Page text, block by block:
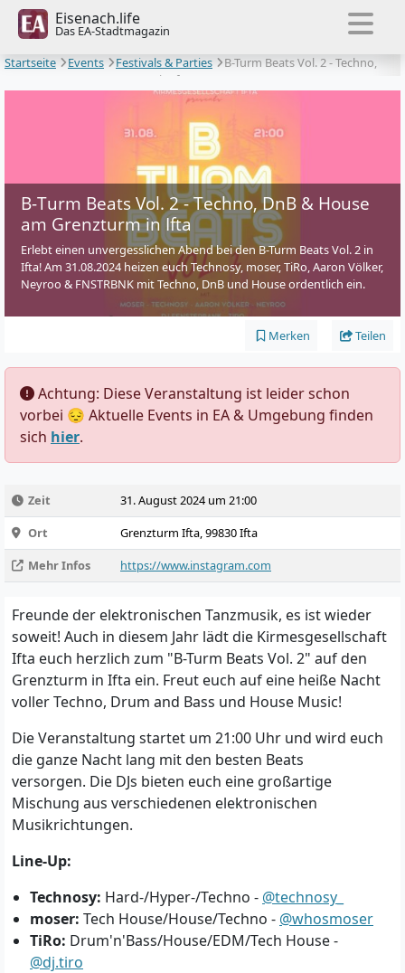
Eisenach.life
Das EA-Stadtmagazin
Startseite
Events Festivals & Parties
B-Turm Beats Vol. 2 - Techno,
DnB & House am Grenzturm in Ifta
B-Turm Beats Vol. 2 - Techno, DnB & House
am Grenzturm in Ifta
Erlebt einen unvergesslichen Abend bei den B-Turm Beats Vol. 2 in
Ifta! Am 31.08.2024 heizen euch Technosy, moser, TiRo, Aaron Völker,
Neyroo & FNSTRBNK mit Techno, DnB und House ordentlich ein.
Merken Teilen
️ Achtung: Diese Veranstaltung ist leider schon
vorbei 😔 Aktuelle Events in EA & Umgebung finden
sich hier.
Zeit
31. August 2024 um 21:00
Ort
Grenzturm Ifta, 99830 Ifta
Mehr Infos
https://www.instagram.com
Freunde der elektronischen Tanzmusik, es ist wieder
soweit! Auch in diesem Jahr lädt die Kirmesgesellschaft
Ifta euch herzlich zum "B-Turm Beats Vol. 2" auf den
Grenzturm in Ifta ein. Freut euch auf eine heiße Nacht
voller Techno, Drum and Bass und House Music!
Die Veranstaltung startet um 21:00 Uhr und wird euch
die ganze Nacht lang mit den besten Beats
versorgen. Die DJs bieten euch eine großartige
Mischung aus verschiedenen elektronischen
Musikrichtungen.
Line-Up:
Technosy: Hard-/Hyper-/Techno - @technosy_
moser: Tech House/House/Techno - @whosmoser
TiRo: Drum'n'Bass/House/EDM/Tech House -
@dj.tiro